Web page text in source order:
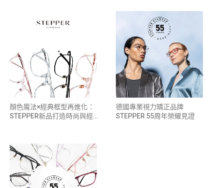
顏色魔法×經典框型再進化：
STEPPER新品打造時尚與經典
德國專業視力矯正品牌
STEPPER 55周年榮耀見證